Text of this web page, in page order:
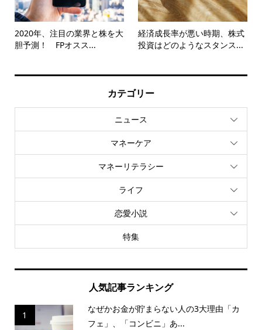
2020年、注目の業界と株を大
胆予測！ FPオスス...
経済成長率が悪い時期、株式
投資はどのようなスタンス...
カテゴリー
ニュース
マネーケア
マネーリテラシー
ライフ
恋愛小説
特集
人気記事ランキング
1
なぜかお金が貯まらない人の3大理由「カ
フェ」、「コンビニ」あ...